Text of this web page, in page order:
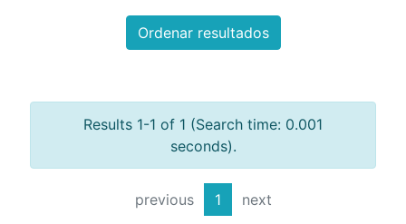
Ordenar resultados
Results 1-1 of 1 (Search time: 0.001
seconds).
previous 1 next